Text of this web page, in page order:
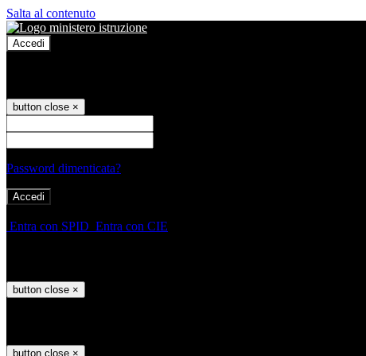
Salta al contenuto
Accedi
button close ×
Password dimenticata?
Entra con SPID Entra con CIE
button close ×
button close ×